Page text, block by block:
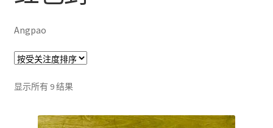
中文
Bahasa Melayu
Angpao
显示所有 9 结果按
关